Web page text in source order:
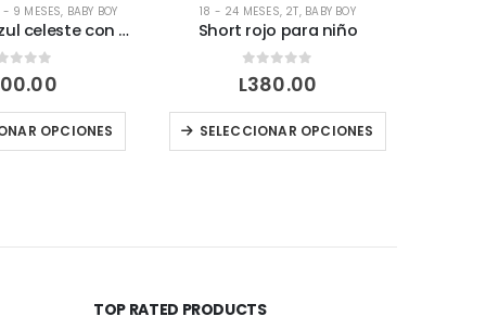
9 MESES, BABY BOY
Mameluco azul celeste con blanco
of 5
OPCIONES
Este producto tiene múltiples variantes. Las opciones se pueden elegir en la página de producto
18 - 24 MESES, 2T, BABY BOY
Short rojo para niño
out of 5
L380.00
SELECCIONAR OPCIONES
Este producto tiene múltiples variantes. Las opciones se pueden elegir en la página de producto
TOP RATED PRODUCTS